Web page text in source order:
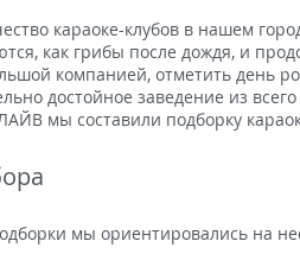
караоке-клубов в нашем
как грибы после дождя, и
компанией, отметить день
достойное заведение из
мы составили подборку
мы ориентировались на